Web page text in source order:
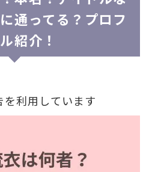
通ってる？プロフ
紹介！
利用しています